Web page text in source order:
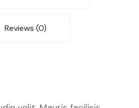
Reviews (0)